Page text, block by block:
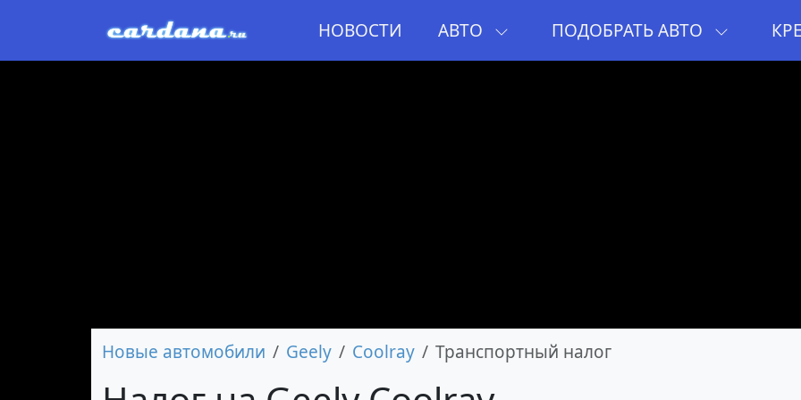
НОВОСТИ АВТО ПОДОБРАТЬ АВТО
Новые автомобили Geely Coolray Транспортный налог